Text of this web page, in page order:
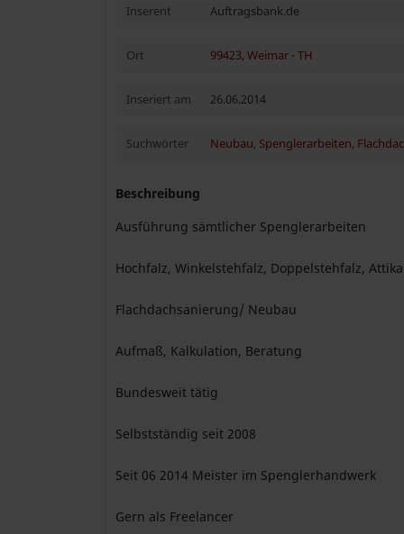
Inserent Auftragsbank.de
Ort 99423, Weimar -TH
Inseriert am 26.06.2014
Suchwörter Neubau, Spenglerarbeiten,
Beschreibung
Ausführung sämtlicher Spenglerarbeiten
Hochfalz, Winkelstehfalz, Doppelstehfalz,
Flachdachsanierung/ Neubau
Aufmaß, Kalkulation, Beratung
Bundesweit tätig
Selbstständig seit 2008
Seit 06 2014 Meister im Spenglerhandwerk
Gern als Freelancer